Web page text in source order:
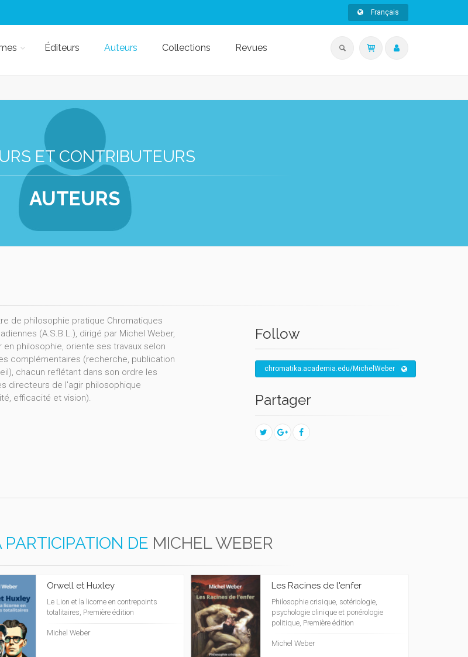
Français
Éditeurs Auteurs Collections Revues
ET CONTRIBUTEURS
AUTEURS
de philosophie pratique Chromatiques
(A.S.B.L.), dirigé par Michel Weber,
en philosophie, oriente ses travaux selon
complémentaires (recherche, publication
chacun reflétant dans son ordre les
directeurs de l'agir philosophique
efficacité et vision).
Follow
chromatika.academia.edu/MichelWeber
Partager
DE MICHEL WEBER
Orwell et Huxley
Le Lion et la licorne en contrepoints
totalitaires, Première édition
Michel Weber
Les Racines de l'enfer
Philosophie crisique, sotériologie,
psychologie clinique et ponérologie
politique, Première édition
Michel Weber